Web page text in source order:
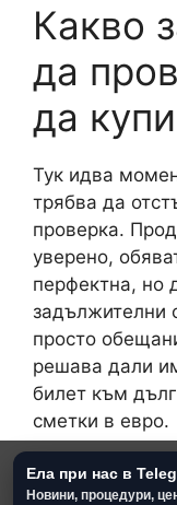
Какво
да
да
Тук идва
трябва да
проверка.
уверено,
перфектна, но
задължителни
просто
решава дали
билет към
сметки в евро.
Първото нещо,
Ела при нас в
Новини, процедури,